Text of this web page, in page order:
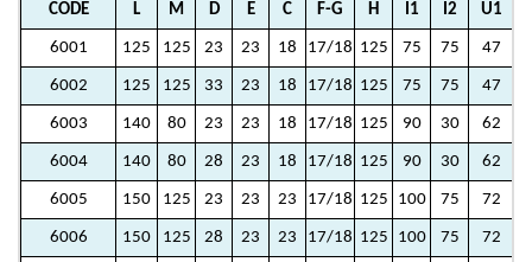
CODE L M D E C F-G H I1 I2 U1
6001 125 125 23 23 18 17/18 125 75 75 47
6002 125 125 33 23 18 17/18 125 75 75 47
6003 140 80 23 23 18 17/18 125 90 30 62
6004 140 80 28 23 18 17/18 125 90 30 62
6005 150 125 23 23 23 17/18 125 100 75 72
6006 150 125 28 23 23 17/18 125 100 75 72